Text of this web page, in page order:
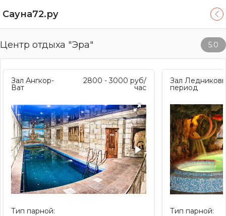
Сауна72.ру
Центр отдыха "Эра" 5.0
Зал Ангкор-
Ват
2800 - 3000 руб/
час
Тип парной:
Зал
период
Тип парной: